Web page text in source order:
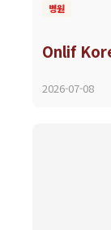
병원
Onlif
2026-07-08